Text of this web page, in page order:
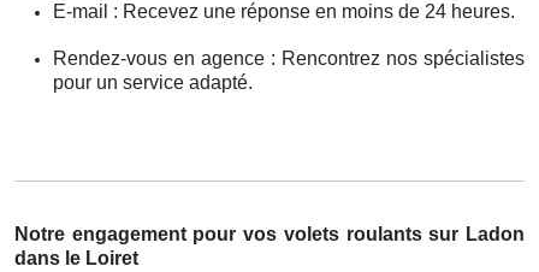
E-mail : Recevez une réponse en moins de 24 heures.
Rendez-vous en agence : Rencontrez nos spécialistes
pour un service adapté.
Notre engagement pour vos volets roulants sur Ladon
dans le Loiret